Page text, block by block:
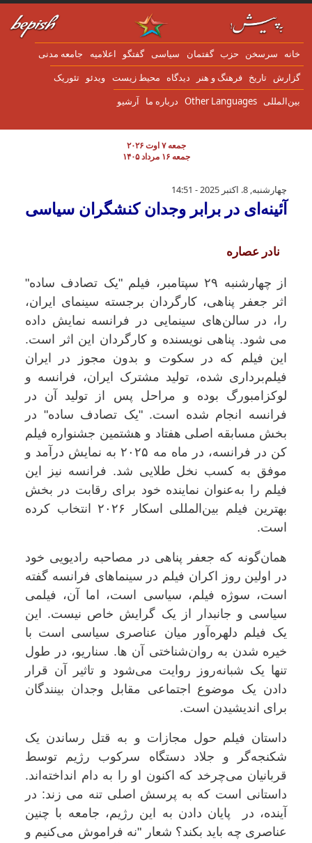
به محتوای اصلی
سرسخن حزب گفتمان سياسی گفتگو اعلاميه جامعه مدنی
تاریخ فرهنگ و هنر دیدگاه محیط زیست ویدئو تئوریک
Other Languages درباره ما آرشیو
جمعه ۷ اوت ۲۰۲۶
جمعه ۱۶ مرداد ۱۴۰۵
آئینه‌ای در برابر وجدان کنشگران سیاسی
چهارشنبه, 8. اکتبر 2025 - 14:51
آئینه‌ای در برابر وجدان کنشگران سیاسی
نادر عصاره
از چهارشنبه ۲۹ سپتامبر، فیلم "یک تصادف ساده"
اثر جعفر پناهی، کارگردان برجسته سینمای ایران،
را، در سالن‌های سینمایی در فرانسه نمایش داده
می شود. پناهی نویسنده و کارگردان این اثر است.
این فیلم که در سکوت و بدون مجوز در ایران
فیلم‌برداری شده، تولید مشترک ایران، فرانسه و
لوکزامبورگ بوده و مراحل پس از تولید آن در
فرانسه انجام شده است. "یک تصادف ساده" در
بخش مسابقه اصلی هفتاد و هشتمین جشنواره فیلم
کن در فرانسه، در ماه مه ۲۰۲۵ به نمایش درآمد و
موفق به کسب نخل طلایی شد. فرانسه نیز این
فیلم را به‌عنوان نماینده خود برای رقابت در بخش
بهترین فیلم بین‌المللی اسکار ۲۰۲۶ انتخاب کرده
است.
همان‌گونه که جعفر پناهی در مصاحبه رادیویی خود
در اولین روز اکران فیلم در سینماهای فرانسه گفته
است، سوژه فیلم، سیاسی است، اما آن، فیلمی
سیاسی و جانبدار از یک گرایش خاص نیست. این
یک فیلم دلهره‌آور میان عناصری سیاسی است با
خیره شدن به روان‌شناختی آن ها. سناریو، در طول
تنها یک شبانه‌روز روایت می‌شود و تاثیر آن قرار
دادن یک موضوع اجتماعی مقابل وجدان بینندگان
برای اندیشیدن است.
داستان فیلم حول مجازات و به قتل رساندن یک
شکنجه‌گر و جلاد دستگاه سرکوب رژیم توسط
قربانیان می‌چرخد که اکنون او را به دام انداخته‌اند.
داستانی است که به پرسش اصلی تنه می زند: در
آینده، در پایان دادن به این رژیم، جامعه با چنین
عناصری چه باید بکند؟ شعار "نه فراموش می‌کنیم و